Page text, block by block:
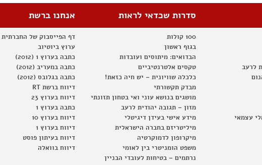
לרעב
עצמאי
סדרות שכדאי לראות
100 קולות
בגוף ראשון
הבדואים: מיתוסים ועובדות
טקסים אלטרנטיביים
כלכלה שוויונית – יש חיה כזאת!
מבדק תקשורתי
מושגים בנושא עוני ואי בטחון תזונתי
מזון – תגובה יהודית לרעב
מידע אישי בעידן דיגיטלי
מיליטריזם בחברה הישראלית
מיקרופון לדמוקרטיה
משפט הומניטרי בין לאומי
נרתמים – בטיחות לעובדי הבניין
אנחנו ברשת
דף הפייסבוק של החברתית
ערוץ ביוטיוב
כתבה בערוץ 1 (2012)
כתבה במעריב (2012)
כתבה בגלובס (2012)
דיווח ברשת RT
דיווח בערוץ 23
כתבה בערוץ 1
דיווח בערוץ 10
דיווח בערוץ 1
דיווח בעיתון פוסט
דיווח בוואלה